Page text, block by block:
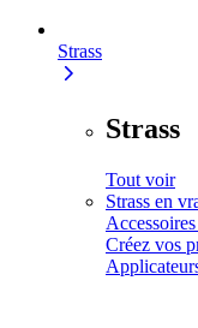
Strass
Strass
Tout voir
Strass en
Créez vos